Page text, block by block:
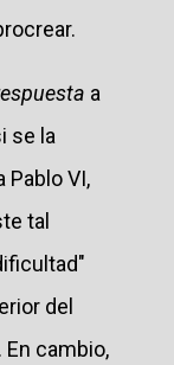
a
se la
Pablo VI,
tal
del
cambio,